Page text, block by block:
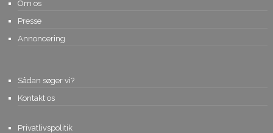
Om os
Presse
Annoncering
Sådan søger vi?
Kontakt os
Privatlivspolitik